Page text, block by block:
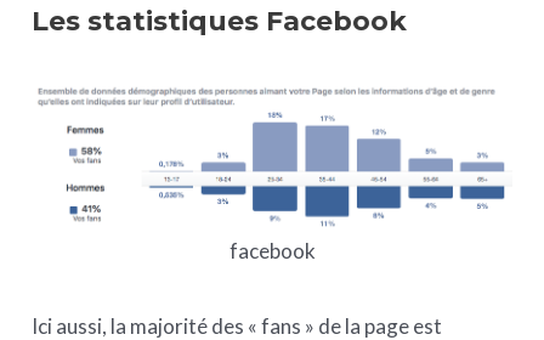
Les statistiques Facebook
facebook
Ici aussi, la majorité des « fans » de la page est